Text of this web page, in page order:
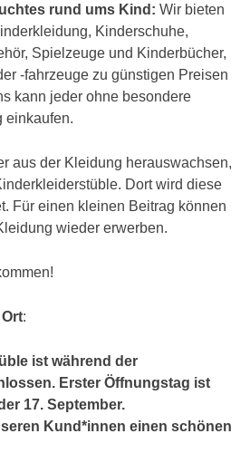
rund ums Kind: Wir bieten
Kinderschuhe,
Spielzeuge und Kinderbücher,
-fahrzeuge zu günstigen Preisen
kann jeder ohne besondere
einkaufen.
aus der Kleidung herauswachsen,
Dort wird diese
Für einen kleinen Beitrag können
wieder erwerben.
:
ist während der
Erster Öffnungstag ist
17. September.
Kund*innen einen schönen